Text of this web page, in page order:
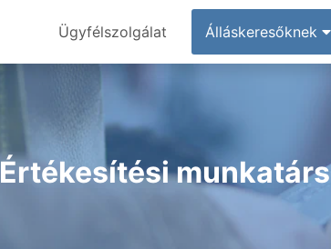
Ügyfélszolgálat Álláskeresőknek
Értékesítési munkatárs